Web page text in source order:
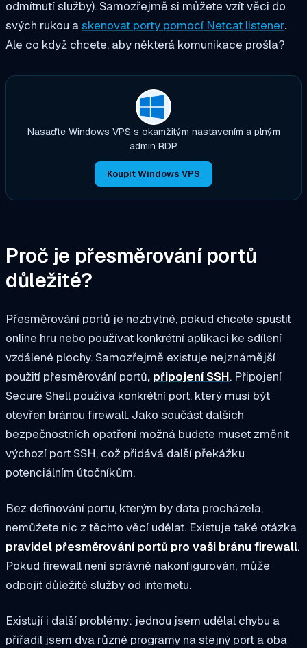
odmítnutí služby). Samozřejmě si můžete vzít věci do
svých rukou askenovat porty pomocí Netcat listener.
Ale co když chcete, aby některá komunikace prošla?
Nasaďte Windows VPS s okamžitým nastavením a plným
admin RDP.
Koupit Windows VPS
Proč je přesměrování portů
důležité?
Přesměrování portů je nezbytné, pokud chcete spustit
online hru nebo používat konkrétní aplikaci ke sdílení
vzdálené plochy. Samozřejmě existuje nejznámější
použití přesměrování portů, připojení SSH. Připojení
Secure Shell používá konkrétní port, který musí být
otevřen bránou firewall. Jako součást dalších
bezpečnostních opatření možná budete muset změnit
výchozí port SSH, což přidává další překážku
potenciálním útočníkům.
Bez definování portu, kterým by data procházela,
nemůžete nic z těchto věcí udělat. Existuje také otázka
pravidel přesměrování portů pro vaši bránu firewall.
Pokud firewall není správně nakonfigurován, může
odpojit důležité služby od internetu.
Existují i další problémy: jednou jsem udělal chybu a
přiřadil jsem dva různé programy na stejný port a oba